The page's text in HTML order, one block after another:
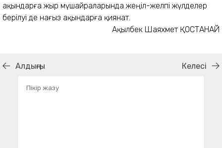
ақындарға жыр мүшайраларында жеңіл-желпі жүлделер
берілуі де нағыз ақындарға қиянат.
Ақылбек Шаяхмет ҚОСТАНАЙ
Алдыңғы Келесі